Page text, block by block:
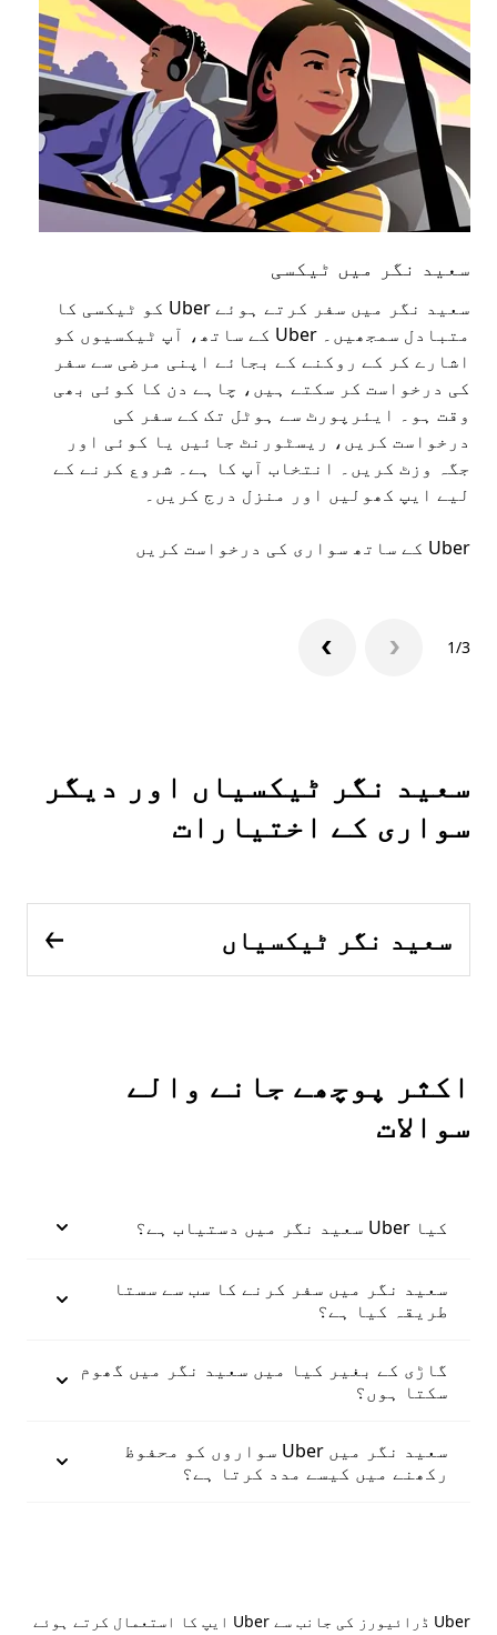
سعید نگر میں ٹیکسی
سعید نگر میں سفر کرتے ہوئے Uber کو ٹیکسی کا
متبادل سمجھیں۔ Uber کے ساتھ، آپ ٹیکسیوں کو
اشارے کر کے روکنے کے بجائے اپنی مرضی سے سفر
کی درخواست کر سکتے ہیں، چاہے دن کا کوئی بھی
وقت ہو۔ ایئرپورٹ سے ہوٹل تک کے سفر کی
درخواست کریں، ریسٹورنٹ جائیں یا کوئی اور
جگہ وزٹ کریں۔ انتخاب آپ کا ہے۔ شروع کرنے کے
لیے ایپ کھولیں اور منزل درج کریں۔
Uber کے ساتھ سواری کی درخواست کریں
1/3
سعید نگر ٹیکسیاں اور دیگر
سواری کے اختیارات
سعید نگر ٹیکسیاں
اکثر پوچھے جانے والے
سوالات
کیا Uber سعید نگر میں دستیاب ہے؟
سعید نگر میں سفر کرنے کا سب سے سستا
طریقہ کیا ہے؟
گاڑی کے بغیر کیا میں سعید نگر میں گھوم
سکتا ہوں؟
سعید نگر میں Uber سواروں کو محفوظ
رکھنے میں کیسے مدد کرتا ہے؟
Uber ڈرائیورز کی جانب سے Uber ایپ کا استعمال کرتے ہوئے